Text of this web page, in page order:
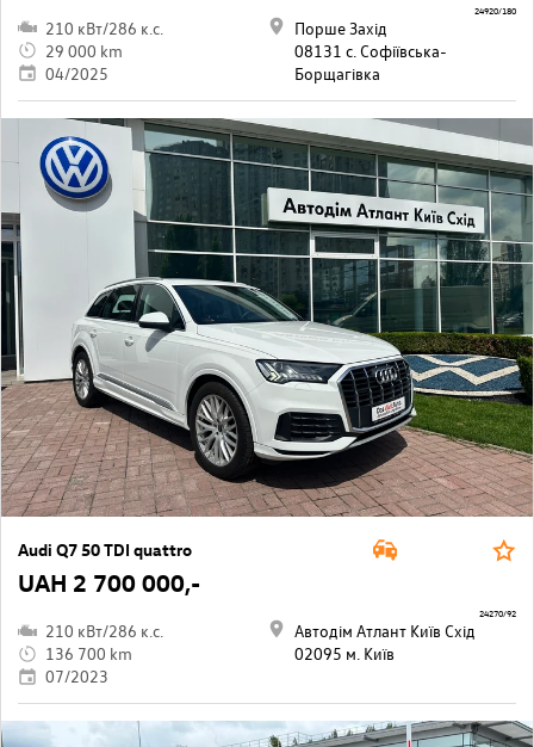
210 кВт/286 к.с.
29 000 km
04/2025
Порше Захід
08131 с. Софіївська-
Борщагівкa
24920/180
Audi Q7 50 TDI quattro
UAH 2 700 000,-
210 кВт/286 к.с.
136 700 km
07/2023
Автодім Атлант Київ Схід
02095 м. Київ
24270/92